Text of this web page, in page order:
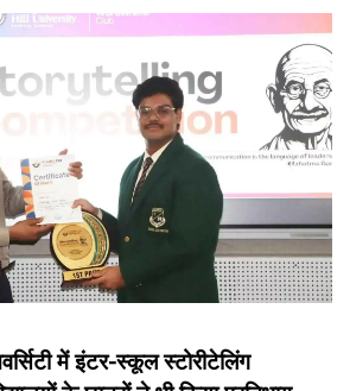
में इंटर-स्कूल स्टोरीटेलिंग